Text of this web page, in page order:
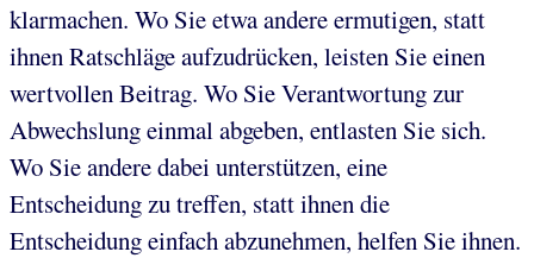
klarmachen. Wo Sie etwa andere ermutigen, statt
ihnen Ratschläge aufzudrücken, leisten Sie einen
wertvollen Beitrag. Wo Sie Verantwortung zur
Abwechslung einmal abgeben, entlasten Sie sich.
Wo Sie andere dabei unterstützen, eine
Entscheidung zu treffen, statt ihnen die
Entscheidung einfach abzunehmen, helfen Sie ihnen.